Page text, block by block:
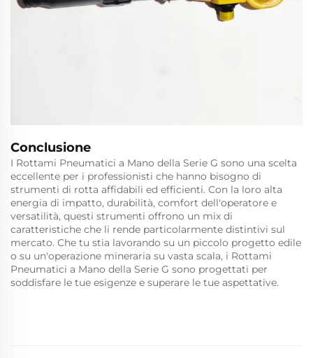
Conclusione
I Rottami Pneumatici a Mano della Serie G sono una scelta
eccellente per i professionisti che hanno bisogno di
strumenti di rotta affidabili ed efficienti. Con la loro alta
energia di impatto, durabilità, comfort dell'operatore e
versatilità, questi strumenti offrono un mix di
caratteristiche che li rende particolarmente distintivi sul
mercato. Che tu stia lavorando su un piccolo progetto edile
o su un'operazione mineraria su vasta scala, i Rottami
Pneumatici a Mano della Serie G sono progettati per
soddisfare le tue esigenze e superare le tue aspettative.